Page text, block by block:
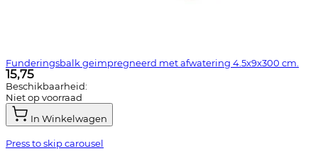
Funderingsbalk geimpregneerd met afwatering 4.5x9x300 cm.
15,75
Beschikbaarheid:
Niet op voorraad
In Winkelwagen
Press to skip carousel